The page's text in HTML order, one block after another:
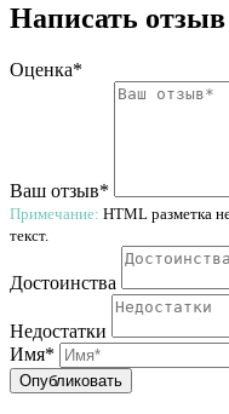
Написать отзыв
Оценка*
Ваш отзыв*
Примечание: HTML разметка
текст.
Достоинства
Недостатки
Имя*
Опубликовать